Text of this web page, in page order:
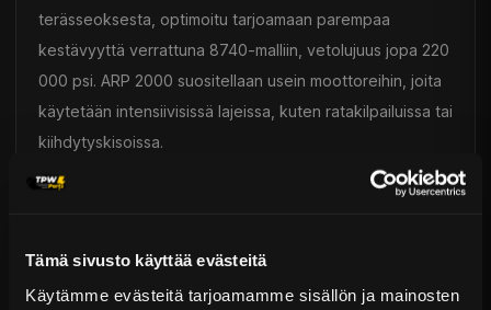
Tämä sivusto käyttää evästeitä
Käytämme evästeitä tarjoamamme sisällön ja mainosten
terässeoksesta, optimoitu tarjoamaan parempaa
kestävyyttä verrattuna 8740-malliin, vetolujuus jopa 220
000 psi. ARP 2000 suositellaan usein moottoreihin, joita
käytetään intensiivisissä lajeissa, kuten ratakilpailuissa tai
kiihdytyskisoissa.
- **L19:** "Premium"-teräksestä valmistettu materiaali,
suositellaan korkean tehon moottoreille, joita käytetään
intensiivisissä lajeissa, kuten ratakilpailuissa tai